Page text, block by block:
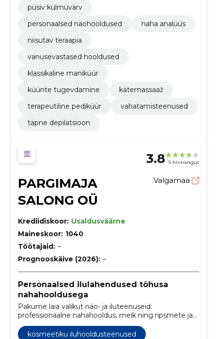
püsiv kulmuvärv
personaalsed näohooldused
naha analüüs
niisutav teraapia
vanusevastased hooldused
klassikaline maniküür
küünte tugevdamine
kätemassaaž
terapeutiline pediküür
vahatamisteenused
täpne depilatsioon
3.8 5 hinnangut
PARGIMAJA
SALONG OÜ
Valgamaa
Krediidiskoor: Usaldusväärne
Maineskoor: 1040
Töötajaid: –
Prognooskäive (2026): –
Personaalsed ilulahendused tõhusa
nahahooldusega
Pakume laia valikut näo- ja iluteenuseid:
professionaalne nahahooldus, meik ning ripsmete ja
taastab naha sära ja rõhutab teie parimaid jooni.
kosmeetiku iluhooldusteenused